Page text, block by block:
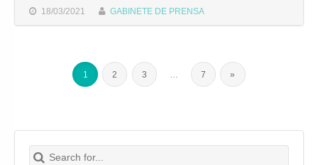
18/03/2021 GABINETE DE PRENSA
1 2 3 7 »
Search for:
Buscar